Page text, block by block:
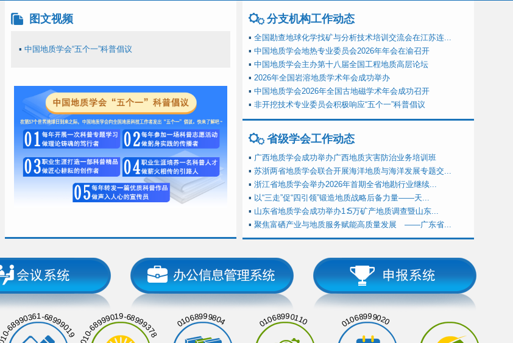
图文视频
▪ 中国地质学会“五个一”科普倡议
分支机构工作动态
▪ 全国勘查地球化学找矿与分析技术培训交流会在江苏连...
▪ 中国地质学会地热专业委员会2026年年会在渝召开
▪ 中国地质学会主办第十八届全国工程地质高层论坛
▪ 2026年全国岩溶地质学术年会成功举办
▪ 中国地质学会2026年全国古地磁学术年会成功召开
▪ 非开挖技术专业委员会积极响应“五个一”科普倡议
省级学会工作动态
▪ 广西地质学会成功举办广西地质灾害防治业务培训班
▪ 苏浙两省地质学会联合开展海洋地质与海洋发展专题交...
▪ 浙江省地质学会举办2026年首期全省地勘行业继续...
▪ 以“三走”促“四引领”锻造地质战略后备力量——天...
▪ 山东省地质学会成功举办1∶5万矿产地质调查暨山东...
▪ 聚焦富硒产业与地质服务赋能高质量发展 ——广东省...
010-68990361-68999019 010-68999019-68999378 01068999804 01068990110 01068999020